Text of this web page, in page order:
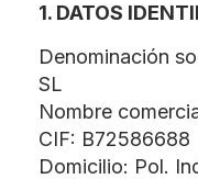
1. DATOS
Denominación
SL
Nombre
CIF: B72586688
Domicilio: Pol.